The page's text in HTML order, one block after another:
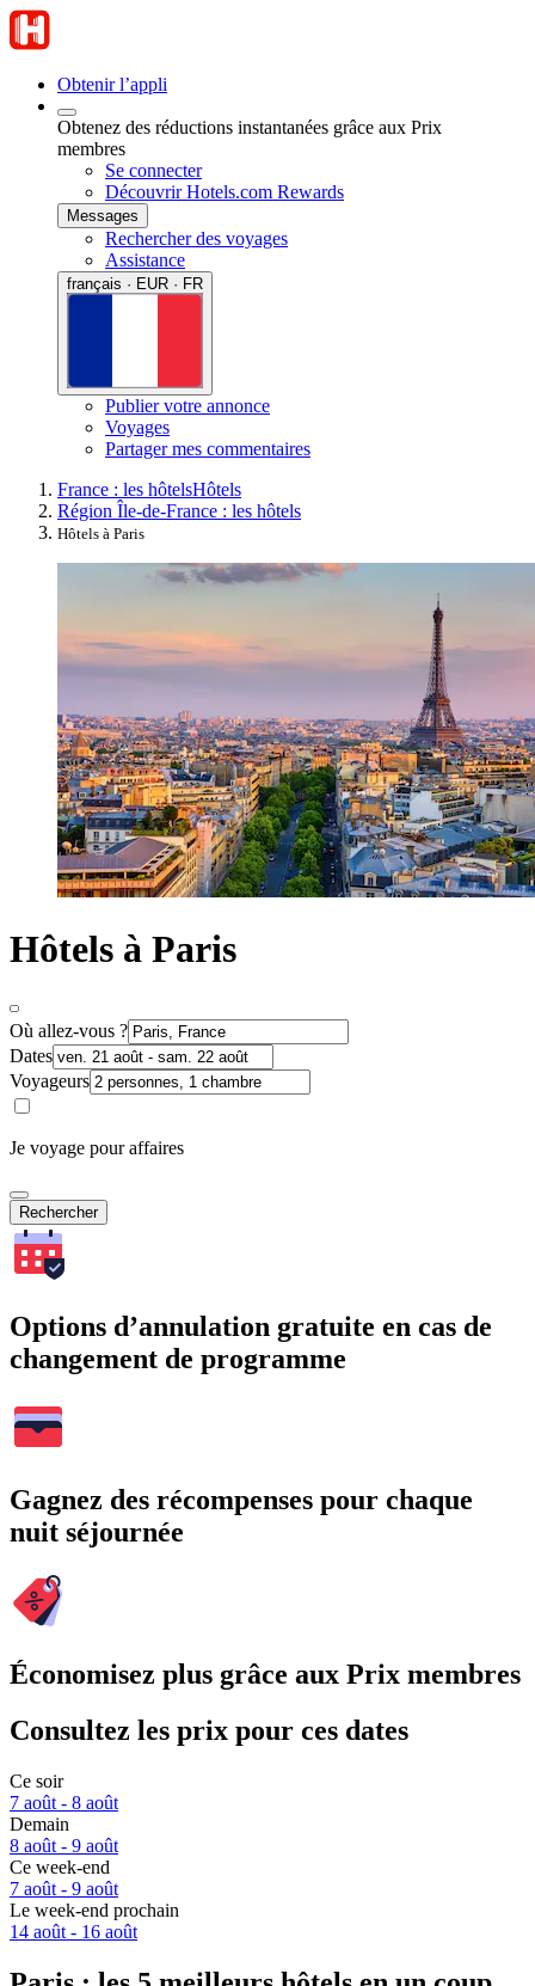
Obtenir l’appli
Obtenez des réductions instantanées grâce aux Prix
membres
Se connecter
Découvrir Hotels.com Rewards
Messages
Rechercher des voyages
Assistance
français · EUR · FR
Publier votre annonce
Voyages
Partager mes commentaires
France : les hôtelsHôtels
Région Île-de-France : les hôtels
Hôtels à Paris
Hôtels à Paris
Où allez-vous ?
Dates
Voyageurs
Je voyage pour affaires
Rechercher
Options d’annulation gratuite en cas de
changement de programme
Gagnez des récompenses pour chaque
nuit séjournée
Économisez plus grâce aux Prix membres
Consultez les prix pour ces dates
Ce soir
7 août - 8 août
Demain
8 août - 9 août
Ce week-end
7 août - 9 août
Le week-end prochain
14 août - 16 août